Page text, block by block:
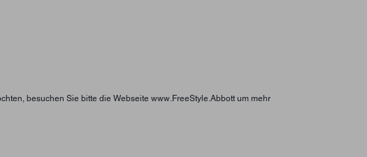
besuchen Sie bitte die Webseite www.FreeStyle.Abbott um mehr